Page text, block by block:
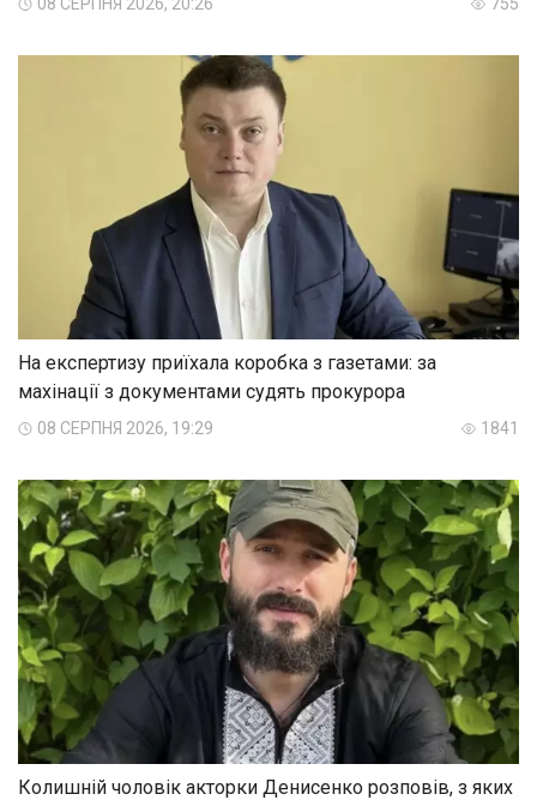
08 СЕРПНЯ 2026, 20:26 755
На експертизу приїхала коробка з газетами: за
махінації з документами судять прокурора
08 СЕРПНЯ 2026, 19:29 1841
Колишній чоловік акторки Денисенко розповів, з яких